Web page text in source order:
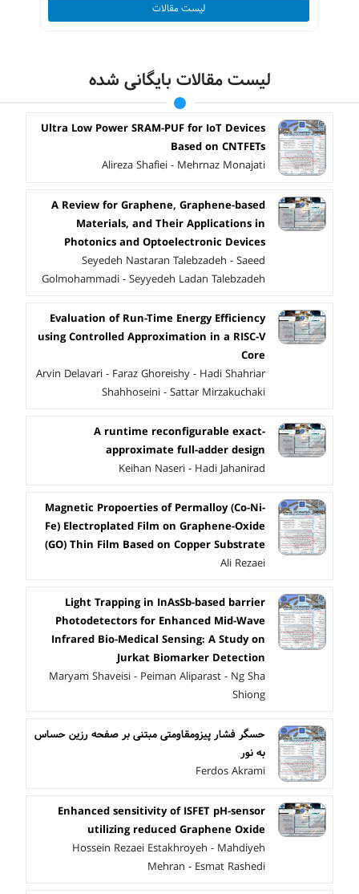
لیست مقالات
لیست مقالات بایگانی شده
Ultra Low Power SRAM-PUF for IoT Devices
Based on CNTFETs
Alireza Shafiei - Mehrnaz Monajati
A Review for Graphene, Graphene-based
Materials, and Their Applications in
Photonics and Optoelectronic Devices
Seyedeh Nastaran Talebzadeh - Saeed
Golmohammadi - Seyyedeh Ladan Talebzadeh
Evaluation of Run-Time Energy Efficiency
using Controlled Approximation in a RISC-V
Core
Arvin Delavari - Faraz Ghoreishy - Hadi Shahriar
Shahhoseini - Sattar Mirzakuchaki
A runtime reconfigurable exact-
approximate full-adder design
Keihan Naseri - Hadi Jahanirad
Magnetic Propoerties of Permalloy (Co-Ni-
Fe) Electroplated Film on Graphene-Oxide
(GO) Thin Film Based on Copper Substrate
Ali Rezaei
Light Trapping in InAsSb-based barrier
Photodetectors for Enhanced Mid-Wave
Infrared Bio-Medical Sensing: A Study on
Jurkat Biomarker Detection
Maryam Shaveisi - Peiman Aliparast - Ng Sha
Shiong
حسگر فشار پیزومقاومتی مبتنی بر صفحه رزین حساس
به نور
Ferdos Akrami
Enhanced sensitivity of ISFET pH-sensor
utilizing reduced Graphene Oxide
Hossein Rezaei Estakhroyeh - Mahdiyeh
Mehran - Esmat Rashedi